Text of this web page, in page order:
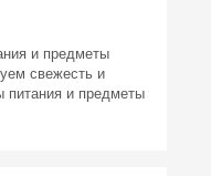
и предметы
свежесть и
питания и предметы